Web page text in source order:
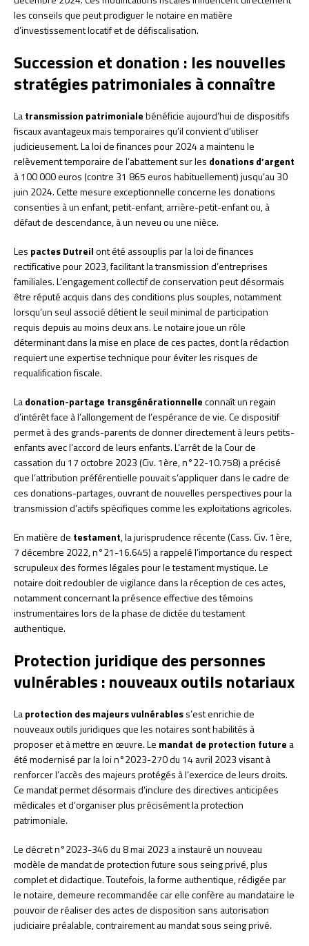
les conseils que peut prodiguer le notaire en matière
d’investissement locatif et de défiscalisation.
Succession et donation : les nouvelles
stratégies patrimoniales à connaître
Latransmission patrimonialebénéficie aujourd’hui de dispositifs
fiscaux avantageux mais temporaires qu’il convient d’utiliser
judicieusement. La loi de finances pour 2024 a maintenu le
relèvement temporaire de l’abattement sur les donations d’argent
à 100 000 euros (contre 31 865 euros habituellement) jusqu’au 30
juin 2024. Cette mesure exceptionnelle concerne les donations
consenties à un enfant, petit-enfant, arrière-petit-enfant ou, à
défaut de descendance, à un neveu ou une nièce.
Les pactes Dutreilont été assouplis par la loi de finances
rectificative pour 2023, facilitant la transmission d’entreprises
familiales. L’engagement collectif de conservation peut désormais
être réputé acquis dans des conditions plus souples, notamment
lorsqu’un seul associé détient le seuil minimal de participation
requis depuis au moins deux ans. Le notaire joue un rôle
déterminant dans la mise en place de ces pactes, dont la rédaction
requiert une expertise technique pour éviter les risques de
requalification fiscale.
Ladonation-partage transgénérationnelleconnaît un regain
d’intérêt face à l’allongement de l’espérance de vie. Ce dispositif
permet à des grands-parents de donner directement à leurs petits-
enfants avec l’accord de leurs enfants. L’arrêt de la Cour de
cassation du 17 octobre 2023 (Civ. 1ère, n°22-10.758) a précisé
que l’attribution préférentielle pouvait s’appliquer dans le cadre de
ces donations-partages, ouvrant de nouvelles perspectives pour la
transmission d’actifs spécifiques comme les exploitations agricoles.
En matière de testament, la jurisprudence récente (Cass. Civ. 1ère,
7 décembre 2022, n°21-16.645) a rappelé l’importance du respect
scrupuleux des formes légales pour le testament mystique. Le
notaire doit redoubler de vigilance dans la réception de ces actes,
notamment concernant la présence effective des témoins
instrumentaires lors de la phase de dictée du testament
authentique.
Protection juridique des personnes
vulnérables : nouveaux outils notariaux
Laprotection des majeurs vulnérabless’est enrichie de
nouveaux outils juridiques que les notaires sont habilités à
proposer et à mettre en œuvre. Le mandat de protection future a
été modernisé par la loi n°2023-270 du 14 avril 2023 visant à
renforcer l’accès des majeurs protégés à l’exercice de leurs droits.
Ce mandat permet désormais d’inclure des directives anticipées
médicales et d’organiser plus précisément la protection
patrimoniale.
Le décret n°2023-346 du 8 mai 2023 a instauré un nouveau
modèle de mandat de protection future sous seing privé, plus
complet et didactique. Toutefois, la forme authentique, rédigée par
le notaire, demeure recommandée car elle confère au mandataire le
pouvoir de réaliser des actes de disposition sans autorisation
judiciaire préalable, contrairement au mandat sous seing privé.